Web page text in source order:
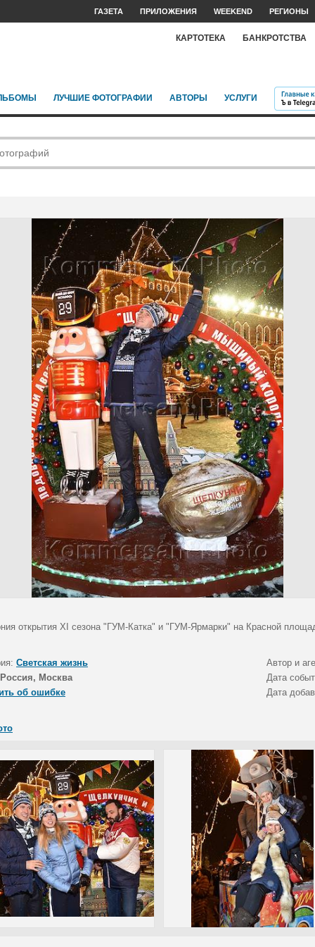
ГАЗЕТА ПРИЛОЖЕНИЯ WEEKEND РЕГИОНЫ
КАРТОТЕКА БАНКРОТСТВА
ЛУЧШИЕ ФОТОГРАФИИ АВТОРЫ УСЛУГИ
открытия XI сезона "ГУМ-Катка" и "ГУМ-Ярмарки" на Красной
Светская жизнь
Автор и
Россия, Москва
Дата
об ошибке
Дата